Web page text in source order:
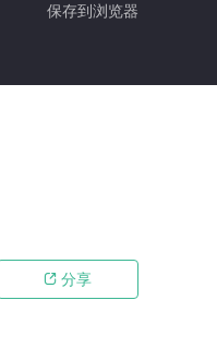
保存到浏览器
 分享